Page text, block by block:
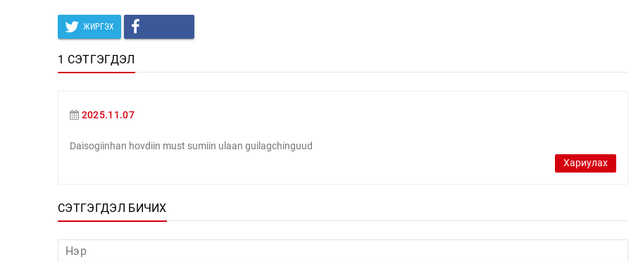
ЖИРГЭХ
1 СЭТГЭГДЭЛ
2025.11.07
Daisogiinhan hovdiin must sumiin ulaan guilagchinguud
Хариулах
СЭТГЭГДЭЛ БИЧИХ